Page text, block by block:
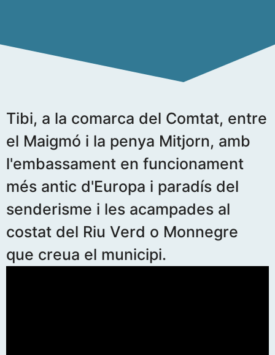
Tibi, a la comarca del Comtat, entre
el Maigmó i la penya Mitjorn, amb
l'embassament en funcionament
més antic d'Europa i paradís del
senderisme i les acampades al
costat del Riu Verd o Monnegre
que creua el municipi.